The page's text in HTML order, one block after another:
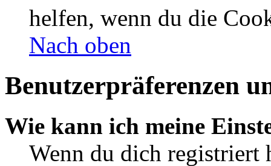
helfen, wenn du die
Nach oben
Benutzerpräferenzen
Wie kann ich meine
Wenn du dich registriert